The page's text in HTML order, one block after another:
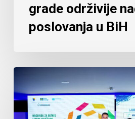
grade održivije
poslovanja u BiH